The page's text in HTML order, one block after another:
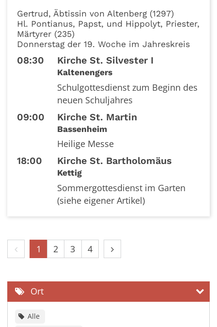
Gertrud, Äbtissin von Altenberg (1297)
Hl. Pontianus, Papst, und Hippolyt, Priester,
Märtyrer (235)
Donnerstag der 19. Woche im Jahreskreis
08:30 Kirche St. Silvester I
Kaltenengers
Schulgottesdienst zum Beginn des
neuen Schuljahres
09:00 Kirche St. Martin
Bassenheim
Heilige Messe
18:00 Kirche St. Bartholomäus
Kettig
Sommergottesdienst im Garten
(siehe eigener Artikel)
Vorherige Seite
1 2 3 4 Nächste Seite
Ort
Alle